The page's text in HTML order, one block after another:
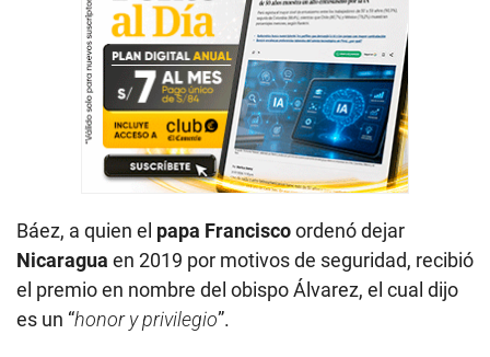
Báez, a quien el papa Franciscoordenó dejar
Nicaragua en 2019 por motivos de seguridad, recibió
el premio en nombre del obispo Álvarez, el cual dijo
es un “honor y privilegio”.